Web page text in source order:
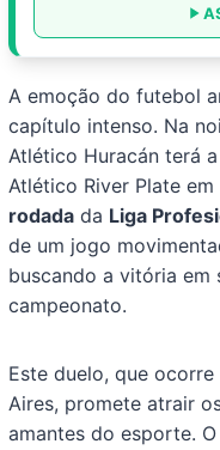
A emoção do futebol
capítulo intenso. Na
Atlético Huracán terá
Atlético River Plate
rodada da Liga
de um jogo
buscando a vitória em
campeonato.
Este duelo, que
Aires, promete atrair
amantes do esporte.